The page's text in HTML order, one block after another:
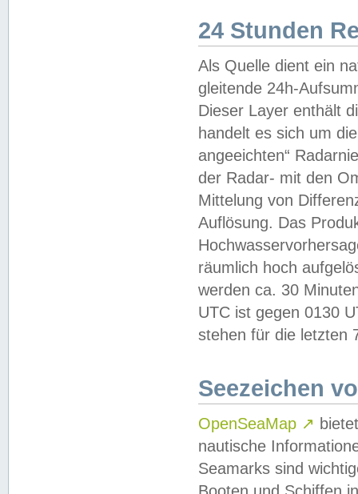
24 Stunden
Als Quelle dient ein
gleitende 24h-
Dieser Layer enthält
handelt es sich um
angeeichten“
der Radar- mit den
Mittelung von
Auflösung. Das
räumlich hoch
werden ca. 30
UTC ist gegen 0130
stehen für die letzten
Seezeichen
OpenSeaMap ↗
nautische
Seamarks sind